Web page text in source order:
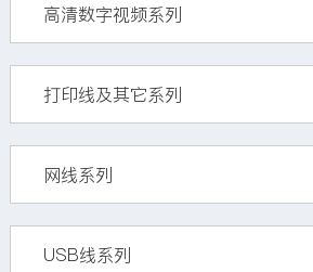
高清数字视频系列
打印线及其它系列
网线系列
USB线系列